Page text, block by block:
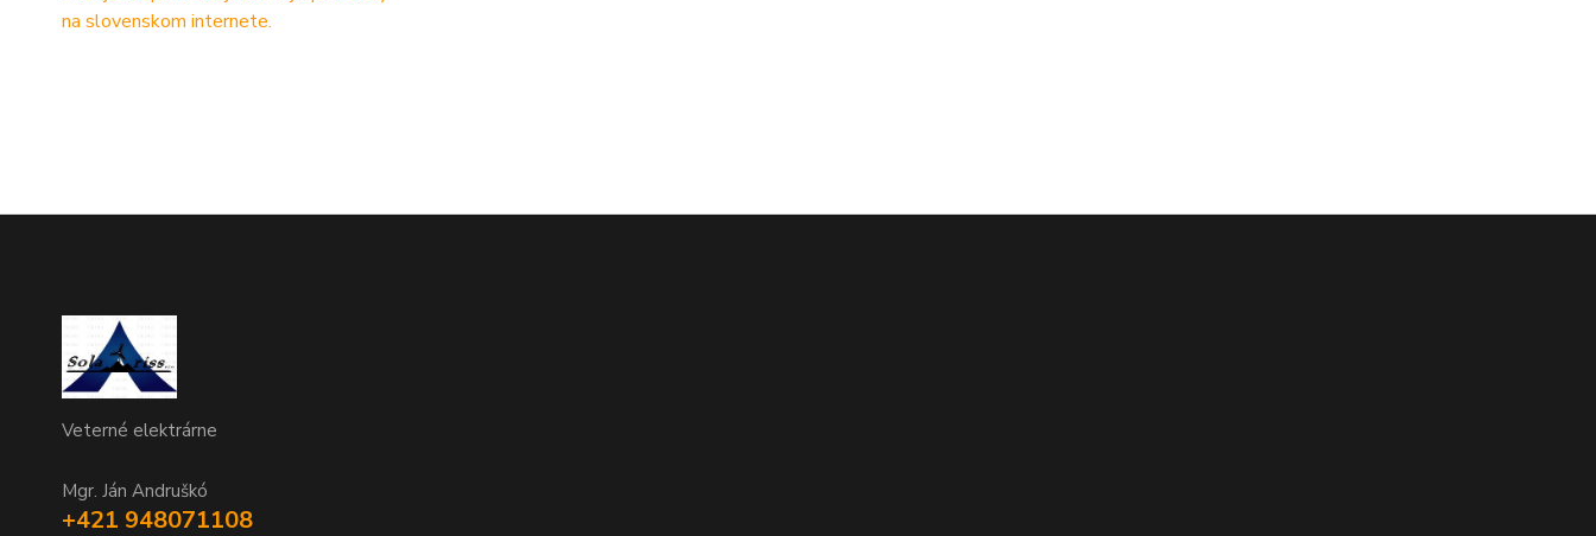
Veterné elektrárne
Mgr. Ján Andruškó
+421 948071108